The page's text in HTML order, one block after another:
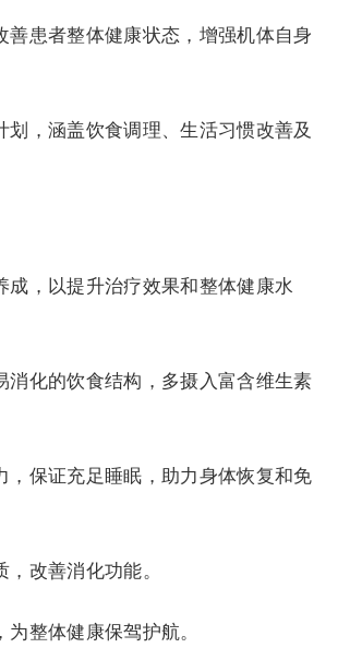
患者整体健康状态，增强机体自身
，涵盖饮食调理、生活习惯改善及
，以提升治疗效果和整体健康水
化的饮食结构，多摄入富含维生素
保证充足睡眠，助力身体恢复和免
改善消化功能。
整体健康保驾护航。